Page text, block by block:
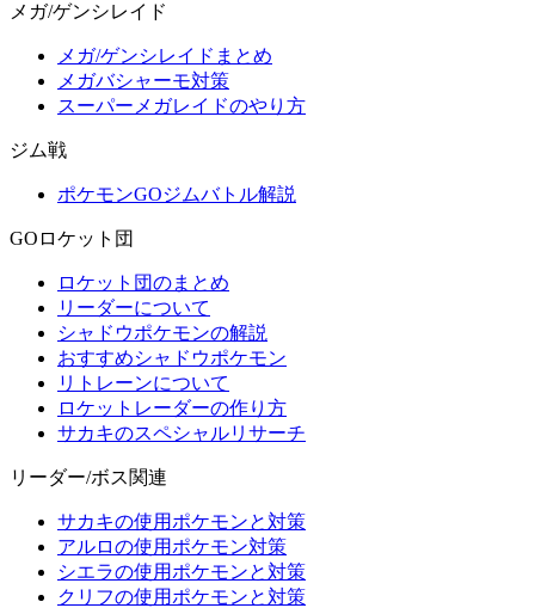
メガ/ゲンシレイド
メガ/ゲンシレイドまとめ
メガバシャーモ対策
スーパーメガレイドのやり方
ジム戦
ポケモンGOジムバトル解説
GOロケット団
ロケット団のまとめ
リーダーについて
シャドウポケモンの解説
おすすめシャドウポケモン
リトレーンについて
ロケットレーダーの作り方
サカキのスペシャルリサーチ
リーダー/ボス関連
サカキの使用ポケモンと対策
アルロの使用ポケモン対策
シエラの使用ポケモンと対策
クリフの使用ポケモンと対策